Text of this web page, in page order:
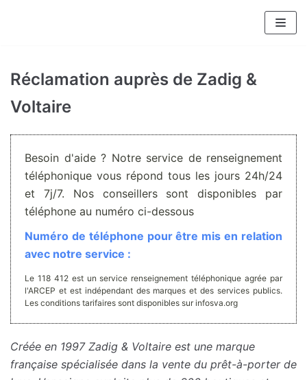
contenu
Réclamation auprès de Zadig &
Voltaire
Besoin d'aide ? Notre service de renseignement
téléphonique vous répond tous les jours 24h/24
et 7j/7. Nos conseillers sont disponibles par
téléphone au numéro ci-dessous
Numéro de téléphone pour être mis en relation
avec notre service :
Le 118 412 est un service renseignement téléphonique agrée par
l'ARCEP et est indépendant des marques et des services publics.
Les conditions tarifaires sont disponibles sur infosva.org
Créée en 1997 Zadig & Voltaire est une marque
française spécialisée dans la vente du prêt-à-porter de